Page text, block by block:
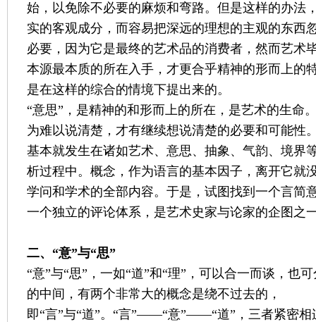
始，以免除不必要的麻烦和弯路。但是这样的办法
实的客观成分，而容易把深远的理想的主观的东西
必要，因为它是最终的艺术品的消费者，然而艺术
本源最本质的所在入手，才更合乎精神的形而上的
是在这样的综合的情境下提出来的。
“意思”，是精神的和形而上的所在，是艺术的生命
为难以说清楚，才有继续想说清楚的必要和可能性
基本就发生在诸如艺术、意思、抽象、气韵、境界
析过程中。概念，作为语言的基本因子，离开它就
学问和学术的全部内容。于是，试图找到一个言简
一个独立的评论体系，是艺术史家与论家的企图之
二、“意”与“思”
“意”与“思”，一如“道”和“理”，可以合一而谈，也
的中间，有两个非常大的概念是绕不过去的，
即“言”与“道”。“言”——“意”——“道”，三者紧密相